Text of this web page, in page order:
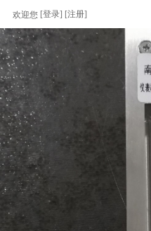
欢迎您 [登录] [注册]